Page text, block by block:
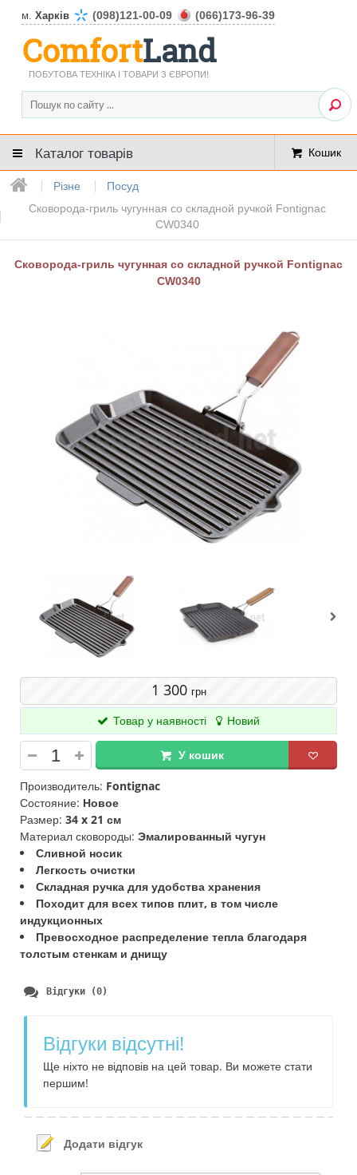
м. Харків (098)121-00-09 (066)173-96-39
ComfortLand
ПОБУТОВА ТЕХНІКА І ТОВАРИ З ЄВРОПИ!
Каталог товарів Кошик
Різне
Посуд
Сковорода-гриль чугунная со складной ручкой Fontignac
CW0340
Сковорода-гриль чугунная со складной ручкой Fontignac
CW0340
1 300 грн
Товар у наявності Новий
У кошик
Производитель: Fontignac
Состояние: Новое
Размер: 34 x 21 см
Материал сковороды: Эмалированный чугун
Сливной носик
Легкость очистки
Складная ручка для удобства хранения
Походит для всех типов плит, в том числе
индукционных
Превосходное распределение тепла благодаря
толстым стенкам и днищу
Відгуки (0)
Відгуки відсутні!
Ще ніхто не відповів на цей товар. Ви можете стати
першим!
Додати відгук